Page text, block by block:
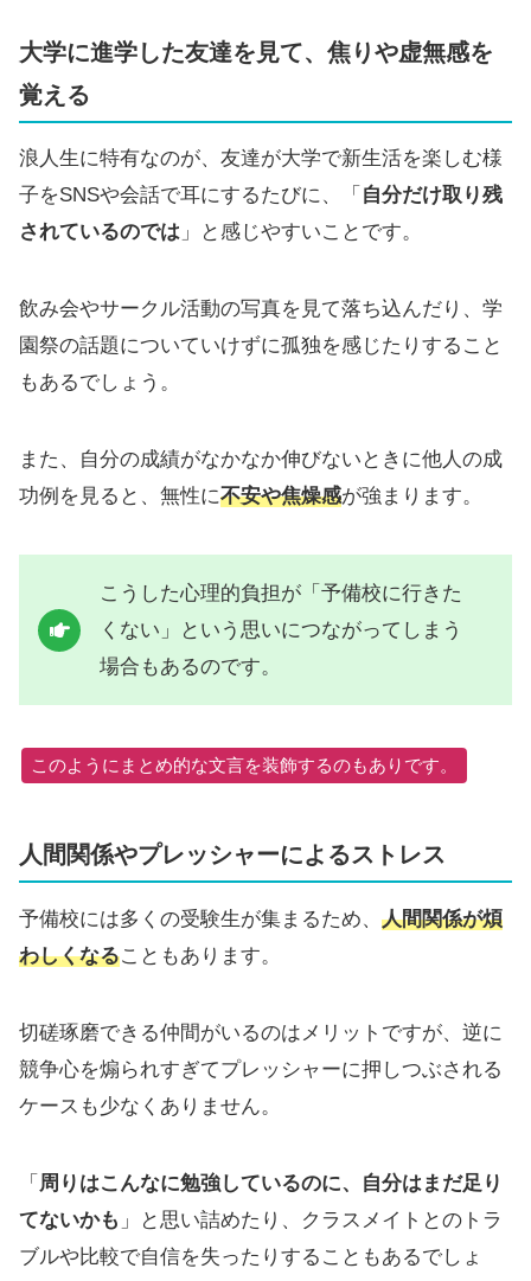
大学に進学した友達を見て、焦りや虚無感を
覚える
浪人生に特有なのが、友達が大学で新生活を楽しむ様
子をSNSや会話で耳にするたびに、「 自分だけ取り残
されているのでは 」と感じやすいことです。
飲み会やサークル活動の写真を見て落ち込んだり、学
園祭の話題についていけずに孤独を感じたりすること
もあるでしょう。
また、自分の成績がなかなか伸びないときに他人の成
功例を見ると、無性に不安や焦燥感が強まります。
こうした心理的負担が「予備校に行きた
くない」という思いにつながってしまう
場合もあるのです。
このようにまとめ的な文言を装飾するのもありです。
人間関係やプレッシャーによるストレス
予備校には多くの受験生が集まるため、 人間関係が煩
わしくなることもあります。
切磋琢磨できる仲間がいるのはメリットですが、逆に
競争心を煽られすぎてプレッシャーに押しつぶされる
ケースも少なくありません。
「 周りはこんなに勉強しているのに、自分はまだ足り
てないかも 」と思い詰めたり、クラスメイトとのトラ
ブルや比較で自信を失ったりすることもあるでしょ